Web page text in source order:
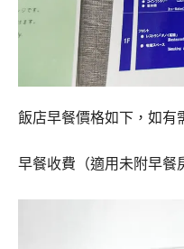
飯店早餐價格如下，如有
早餐收費（適用未附早餐